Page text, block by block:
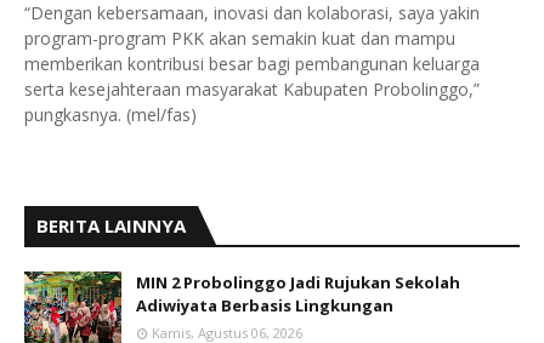
“Dengan kebersamaan, inovasi dan kolaborasi, saya yakin
program-program PKK akan semakin kuat dan mampu
memberikan kontribusi besar bagi pembangunan keluarga
serta kesejahteraan masyarakat Kabupaten Probolinggo,”
pungkasnya. (mel/fas)
BERITA LAINNYA
MIN 2 Probolinggo Jadi Rujukan Sekolah
Adiwiyata Berbasis Lingkungan
Kamis, Agustus 06, 2026